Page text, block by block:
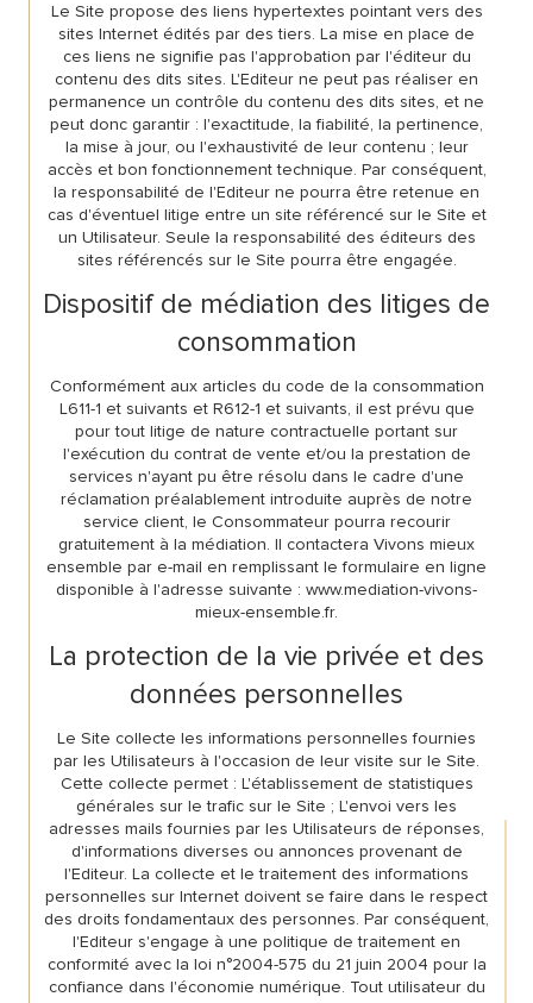
Le Site propose des liens hypertextes pointant vers des
sites Internet édités par des tiers. La mise en place de
ces liens ne signifie pas l'approbation par l'éditeur du
contenu des dits sites. L'Editeur ne peut pas réaliser en
permanence un contrôle du contenu des dits sites, et ne
peut donc garantir : l'exactitude, la fiabilité, la pertinence,
la mise à jour, ou l'exhaustivité de leur contenu ; leur
accès et bon fonctionnement technique. Par conséquent,
la responsabilité de l'Editeur ne pourra être retenue en
cas d'éventuel litige entre un site référencé sur le Site et
un Utilisateur. Seule la responsabilité des éditeurs des
sites référencés sur le Site pourra être engagée.
Dispositif de médiation des litiges de
consommation
Conformément aux articles du code de la consommation
L611-1 et suivants et R612-1 et suivants, il est prévu que
pour tout litige de nature contractuelle portant sur
l'exécution du contrat de vente et/ou la prestation de
services n'ayant pu être résolu dans le cadre d'une
réclamation préalablement introduite auprès de notre
service client, le Consommateur pourra recourir
gratuitement à la médiation. Il contactera Vivons mieux
ensemble par e-mail en remplissant le formulaire en ligne
disponible à l'adresse suivante : www.mediation-vivons-
mieux-ensemble.fr.
La protection de la vie privée et des
données personnelles
Le Site collecte les informations personnelles fournies
par les Utilisateurs à l'occasion de leur visite sur le Site.
Cette collecte permet : L'établissement de statistiques
générales sur le trafic sur le Site ; L'envoi vers les
adresses mails fournies par les Utilisateurs de réponses,
d'informations diverses ou annonces provenant de
l'Editeur. La collecte et le traitement des informations
personnelles sur Internet doivent se faire dans le respect
des droits fondamentaux des personnes. Par conséquent,
l'Editeur s'engage à une politique de traitement en
conformité avec la loi n°2004-575 du 21 juin 2004 pour la
confiance dans l'économie numérique. Tout utilisateur du